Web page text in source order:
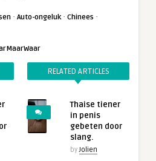
· Auto-ongeluk· Chinees ·
RELATED ARTICLES
Thaise tiener
in penis
gebeten door
slang.
byJolien